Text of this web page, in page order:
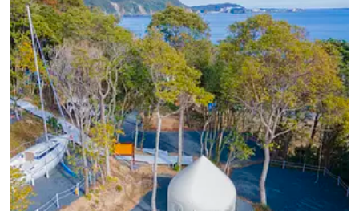
上に寝転んで夜空を見上げれば...